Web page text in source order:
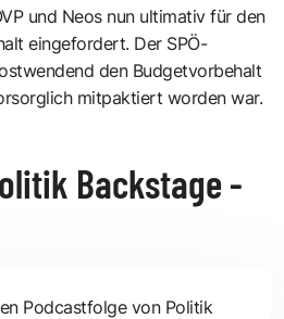
und Neos nun ultimativ für den
eingefordert. Der SPÖ-
den Budgetvorbehalt
mitpaktiert worden war.
Backstage -
Podcastfolge von Politik